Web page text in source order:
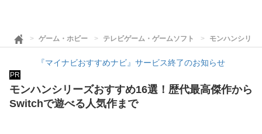
ゲーム・ホビー テレビゲーム・ゲームソフト モンハンシリー
『マイナビおすすめナビ』サービス終了のお知らせ
PR
モンハンシリーズおすすめ16選！歴代最高傑作から
Switchで遊べる人気作まで